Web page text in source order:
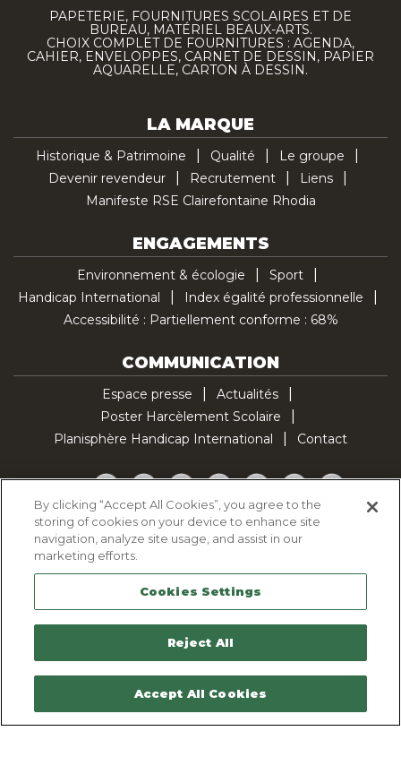
PAPETERIE, FOURNITURES SCOLAIRES ET DE
BUREAU, MATÉRIEL BEAUX-ARTS.
CHOIX COMPLET DE FOURNITURES : AGENDA,
CAHIER, ENVELOPPES, CARNET DE DESSIN, PAPIER
AQUARELLE, CARTON À DESSIN.
LA MARQUE
Historique & Patrimoine Qualité
Le groupe
Devenir revendeur
Recrutement
Liens
Manifeste RSE Clairefontaine Rhodia
ENGAGEMENTS
Environnement & écologie
Sport
Handicap International
Index égalité professionnelle
Accessibilité : Partiellement conforme : 68%
COMMUNICATION
Espace presse
Actualités
Poster Harcèlement Scolaire
Planisphère Handicap International
Contact
Facebook
TwitterYouTubePinterestInstagramLinkedInTikTok
Politique d'utilisation des cookies
Politique de confidentialité
Mentions légales
Plan du site
Contactez-nous
By clicking “Accept All Cookies”, you agree to the
storing of cookies on your device to enhance site
navigation, analyze site usage, and assist in our
marketing efforts.
Cookies Settings
Reject All
Accept All Cookies